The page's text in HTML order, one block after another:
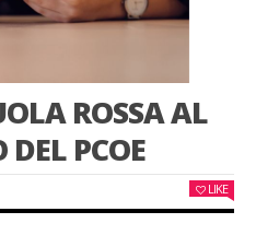
ROSSA AL
PCOE
LIKE